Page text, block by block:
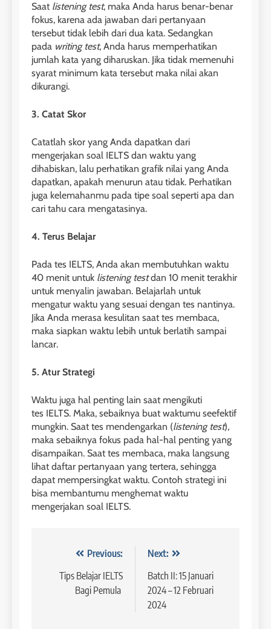
2
ScholarPath by Leiden
Institute
LEIDEN INSTITUTE
LEIDEN INSTITUTE
4
Online IELTS Courses
5
Study IELTS Practice
LEIDEN INSTITUTE
7
Online IELTS Courses
LEIDEN INSTITUTE
8
Study IELTS Preparation
40
Batch VII : 31 Maret – 28 April
2023
COURSE PERIODS
41
COURSE PERIODS
42
Batch V : 1 – 29 Maret 2023
COURSE PERIODS
Batch IV : 15 Februari – 14
Maret 2023
COURSE PERIODS
1
2
Batch XIV: 15 July – 14 August
2026
COURSE PERIODS
3
Batch XI: 8 June – 6 July 2026
Batch IX: 11 May – 15 June
2026
Saat listening test, maka Anda harus benar-benar
fokus, karena ada jawaban dari pertanyaan
tersebut tidak lebih dari dua kata. Sedangkan
pada writing test, Anda harus memperhatikan
jumlah kata yang diharuskan. Jika tidak memenuhi
syarat minimum kata tersebut maka nilai akan
dikurangi.
3. Catat Skor
Catatlah skor yang Anda dapatkan dari
mengerjakan soal IELTS dan waktu yang
dihabiskan, lalu perhatikan grafik nilai yang Anda
dapatkan, apakah menurun atau tidak. Perhatikan
juga kelemahanmu pada tipe soal seperti apa dan
cari tahu cara mengatasinya.
4. Terus Belajar
Pada tes IELTS, Anda akan membutuhkan waktu
40 menit untuk listening testdan 10 menit terakhir
untuk menyalin jawaban. Belajarlah untuk
mengatur waktu yang sesuai dengan tes nantinya.
Jika Anda merasa kesulitan saat tes membaca,
maka siapkan waktu lebih untuk berlatih sampai
lancar.
5. Atur Strategi
Waktu juga hal penting lain saat mengikuti
tes IELTS. Maka, sebaiknya buat waktumu seefektif
mungkin. Saat tes mendengarkan (listening test),
maka sebaiknya fokus pada hal-hal penting yang
disampaikan. Saat tes membaca, maka langsung
lihat daftar pertanyaan yang tertera, sehingga
dapat mempersingkat waktu. Contoh strategi ini
bisa membantumu menghemat waktu
mengerjakan soal IELTS.
Navigasi
pos
Previous:
Tips Belajar IELTS
Bagi Pemula
Next:
Batch II: 15 Januari
2024 – 12 Februari
2024